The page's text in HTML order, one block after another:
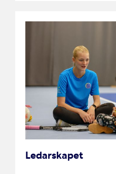
Ledarskapet